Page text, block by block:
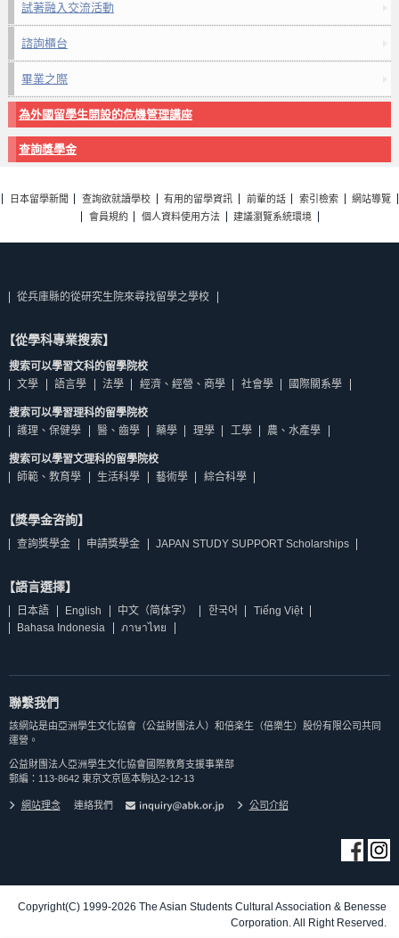
試著融入交流活動
諮詢櫃台
畢業之際
為外國留學生開設的危機管理講座
查詢獎學金
日本留學新聞 查詢欲就讀學校 有用的留學資訊 前輩的話 索引檢索
網站導覽
會員規約
個人資料使用方法 建議瀏覽系統環境
從兵庫縣的從研究生院來尋找留學之學校
【從學科專業搜索】
搜索可以學習文科的留學院校
文學
語言學 法學 經濟、經營、商學 社會學 國際關系學
搜索可以學習理科的留學院校
護理、保健學
醫、齒學 藥學 理學 工學 農、水產學
搜索可以學習文理科的留學院校
師範、教育學
生活科學 藝術學 綜合科學
【獎學金咨詢】
查詢獎學金 申請獎學金 JAPAN STUDY SUPPORT Scholarships
【語言選擇】
日本語 English 中文（简体字） 한국어
Tiếng Việt
Bahasa Indonesia
ภาษาไทย
聯繫我們
該網站是由亞洲學生文化協會（公益財團法人）和倍楽生（倍樂生）股份有限公司共同
運營。
公益財團法人亞洲學生文化協會國際教育支援事業部
郵編：113-8642 東京文京區本駒込2-12-13
網站理念 連絡我們 公司介紹
Copyright(C) 1999-2026 The Asian Students Cultural Association & Benesse
Corporation. All Right Reserved.